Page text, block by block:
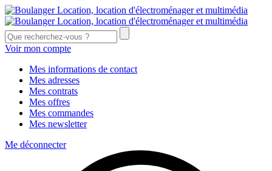
Voir mon compte
Mes informations de contact
Mes adresses
Mes contrats
Mes offres
Mes commandes
Mes newsletter
Me déconnecter